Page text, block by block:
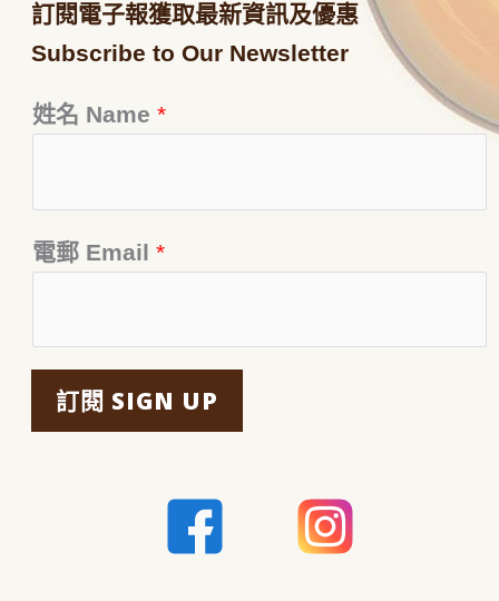
訂閱電子報獲取最新資訊及優惠
Subscribe to Our Newsletter
姓名 Name *
電郵 Email *
訂閱 SIGN UP